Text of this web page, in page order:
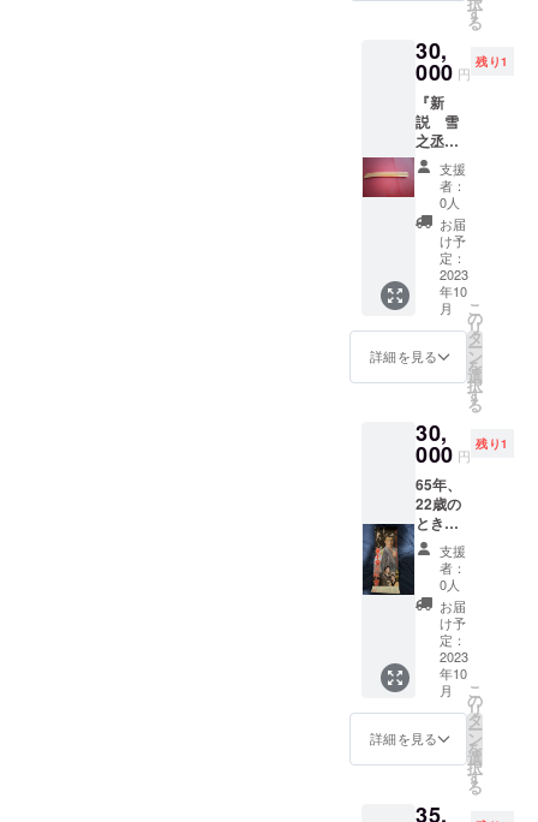
ンチ。
を入れ
まし
た。
『新
説・雪
之丞変
化』の
サイン
入りパ
ンフ
レット
と手拭
い付
き。
す
る
30,
000 円
残り1
『新
説 雪
之丞変
化』の
稽古で
使用す
る林与
一演じ
る闇太
郎が手
にする
稽古用
の短刀
です。
長さ約
20セン
約3セン
チ。ご
希望の
方には
サイン
をお入
れ致し
ます。
手拭
い、サ
イン入
りプロ
グラム
付き。
よろし
くお願
い致し
支援
者：
0人
お届
け予
定：
2023
年10
月
詳細を見る
こ
の
リ
タ
ー
ン
を
選
択
す
る
30,
000 円
残り1
65年、
22歳の
ときに
主演し
た映画
『鼠小
僧次郎
吉』の
宣伝用
縦長ポ
スター
です。
実際に
壁に画
鋲で
貼って
で四す
支援
者：
0人
お届
け予
定：
2023
年10
月
詳細を見る
こ
の
リ
タ
ー
ン
を
選
択
す
る
35,